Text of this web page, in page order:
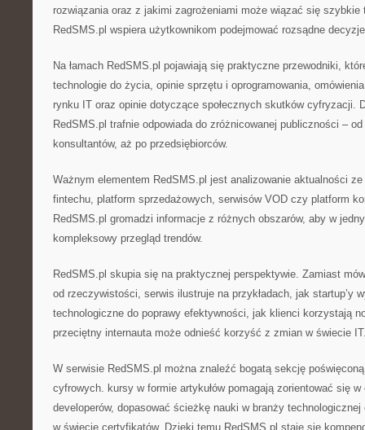
rozwiązania oraz z jakimi zagrożeniami może wiązać się
RedSMS.pl wspiera użytkownikom podejmować rozsądne
Na łamach RedSMS.pl pojawiają się praktyczne przewodniki,
technologie do życia, opinie sprzętu i oprogramowania,
rynku IT oraz opinie dotyczące społecznych skutków cyfryzacji.
RedSMS.pl trafnie odpowiada do zróżnicowanej publiczności –
konsultantów, aż po przedsiębiorców.
Ważnym elementem RedSMS.pl jest analizowanie aktualności
fintechu, platform sprzedażowych, serwisów VOD czy platform
RedSMS.pl gromadzi informacje z różnych obszarów, aby w
kompleksowy przegląd trendów.
RedSMS.pl skupia się na praktycznej perspektywie. Zamiast
od rzeczywistości, serwis ilustruje na przykładach, jak startup’y
technologiczne do poprawy efektywności, jak klienci korzystają
przeciętny internauta może odnieść korzyść z zmian w świecie
W serwisie RedSMS.pl można znaleźć bogatą sekcję
cyfrowych. kursy w formie artykułów pomagają zorientować się
developerów, dopasować ścieżkę nauki w branży
w świecie certyfikatów. Dzięki temu RedSMS.pl staje się